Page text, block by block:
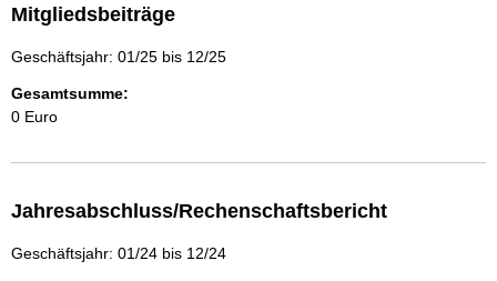
Mitgliedsbeiträge
Geschäftsjahr: 01/25 bis 12/25
Gesamtsumme:
0 Euro
Jahresabschluss/Rechenschaftsbericht
Geschäftsjahr: 01/24 bis 12/24